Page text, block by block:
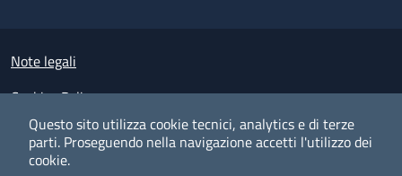
Questo sito utilizza cookie tecnici, analytics e di terze
parti. Proseguendo nella navigazione accetti l'utilizzo dei
cookie.
Small prints
Note legali
Cookies Policy
Policy privacy e protezione del dato personale
Albo pretorio on-line